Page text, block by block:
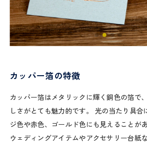
カッパー箔の特徴
カッパー箔はメタリックに輝く銅色の箔で
しさがとても魅力的です。 光の当たり具合
ジ色や赤色、ゴールド色にも見えることがあ
ウェディングアイテムやアクセサリー台紙